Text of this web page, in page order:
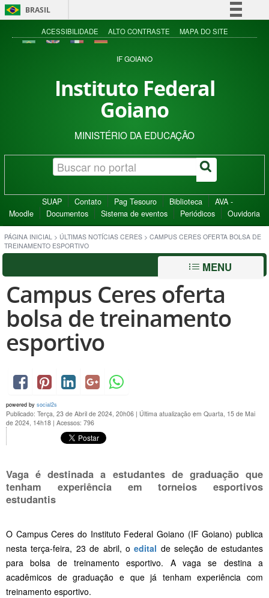
BRASIL
Simplifique!
Acesso à informação
ACESSIBILIDADE ALTO CONTRASTE MAPA DO SITE
IF GOIANO
Instituto Federal
Goiano
MINISTÉRIO DA EDUCAÇÃO
SUAP Contato Pag Tesouro Biblioteca
AVA -
Moodle
Documentos Sistema de eventos Periódicos Ouvidoria
PÁGINA INICIAL > ÚLTIMAS NOTÍCIAS CERES > CAMPUS CERES OFERTA BOLSA DE
TREINAMENTO ESPORTIVO
MENU
Campus Ceres oferta
bolsa de treinamento
esportivo
powered by social2s
Publicado: Terça, 23 de Abril de 2024, 20h06 | Última atualização em Quarta, 15 de Mai
de 2024, 14h18 | Acessos: 796
Vaga é destinada a estudantes de graduação que
tenham experiência em torneios esportivos
estudantis
O Campus Ceres do Instituto Federal Goiano (IF Goiano) publica
nesta terça-feira, 23 de abril, oedital de seleção de estudantes
para bolsa de treinamento esportivo. A vaga se destina a
acadêmicos de graduação e que já tenham experiência com
treinamento esportivo.